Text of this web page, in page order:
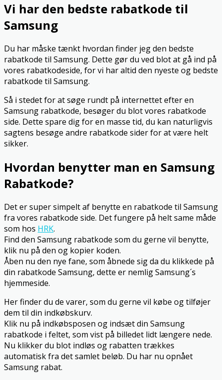
Vi har den bedste rabatkode til
Samsung
Du har måske tænkt hvordan finder jeg den bedste
rabatkode til Samsung. Dette gør du ved blot at gå ind på
vores rabatkodeside, for vi har altid den nyeste og bedste
rabatkode til Samsung.
Så i stedet for at søge rundt på internettet efter en
Samsung rabatkode, besøger du blot vores rabatkode
side. Dette spare dig for en masse tid, du kan naturligvis
sagtens besøge andre rabatkode sider for at være helt
sikker.
Hvordan benytter man en Samsung
Rabatkode?
Det er super simpelt af benytte en rabatkode til Samsung
fra vores rabatkode side. Det fungere på helt same måde
som hos HRK.
Find den Samsung rabatkode som du gerne vil benytte,
klik nu på den og kopier koden.
Åben nu den nye fane, som åbnede sig da du klikkede på
din rabatkode Samsung, dette er nemlig Samsung´s
hjemmeside.
Her finder du de varer, som du gerne vil købe og tilføjer
dem til din indkøbskurv.
Klik nu på indkøbsposen og indsæt din Samsung
rabatkode i feltet, som vist på billedet lidt længere nede.
Nu klikker du blot indløs og rabatten trækkes
automatisk fra det samlet beløb. Du har nu opnået
Samsung rabat.